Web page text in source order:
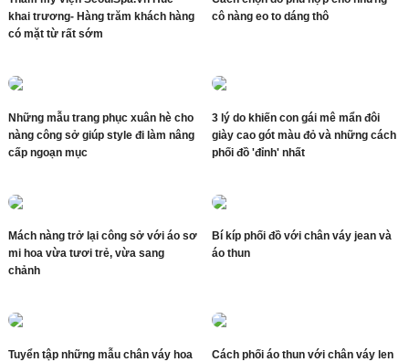
khai trương- Hàng trăm khách hàng
có mặt từ rất sớm
cô nàng eo to dáng thô
Những mẫu trang phục xuân hè cho
nàng công sở giúp style đi làm nâng
cấp ngoạn mục
3 lý do khiến con gái mê mẩn đôi
giày cao gót màu đỏ và những cách
phối đồ 'đỉnh' nhất
Mách nàng trở lại công sở với áo sơ
mi hoa vừa tươi trẻ, vừa sang
chảnh
Bí kíp phối đồ với chân váy jean và
áo thun
Tuyển tập những mẫu chân váy hoa
Cách phối áo thun với chân váy len